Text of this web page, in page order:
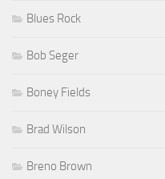
Blues Rock
Bob Seger
Boney Fields
Brad Wilson
Breno Brown